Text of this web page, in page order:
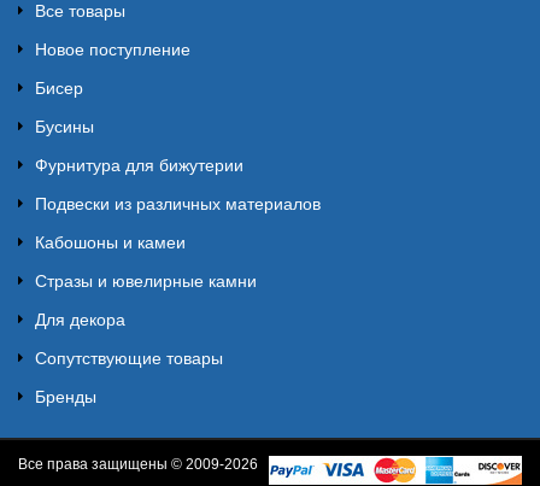
Все товары
Новое поступление
Бисер
Бусины
Фурнитура для бижутерии
Подвески из различных материалов
Кабошоны и камеи
Стразы и ювелирные камни
Для декора
Сопутствующие товары
Бренды
Все права защищены © 2009-2026